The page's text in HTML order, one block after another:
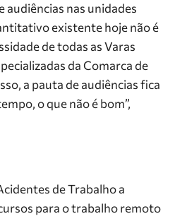
audiências nas unidades
existente hoje não é
de todas as Varas
da Comarca de
a pauta de audiências fica
o que não é bom”,
de Trabalho a
para o trabalho remoto